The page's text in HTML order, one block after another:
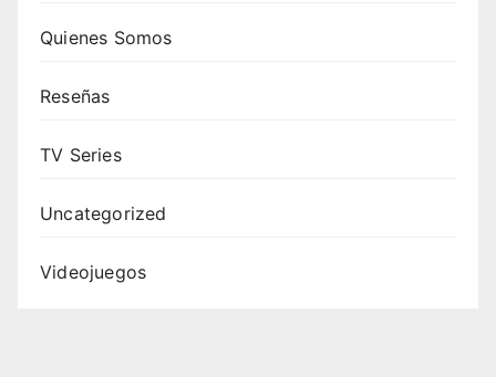
Quienes Somos
Reseñas
TV Series
Uncategorized
Videojuegos